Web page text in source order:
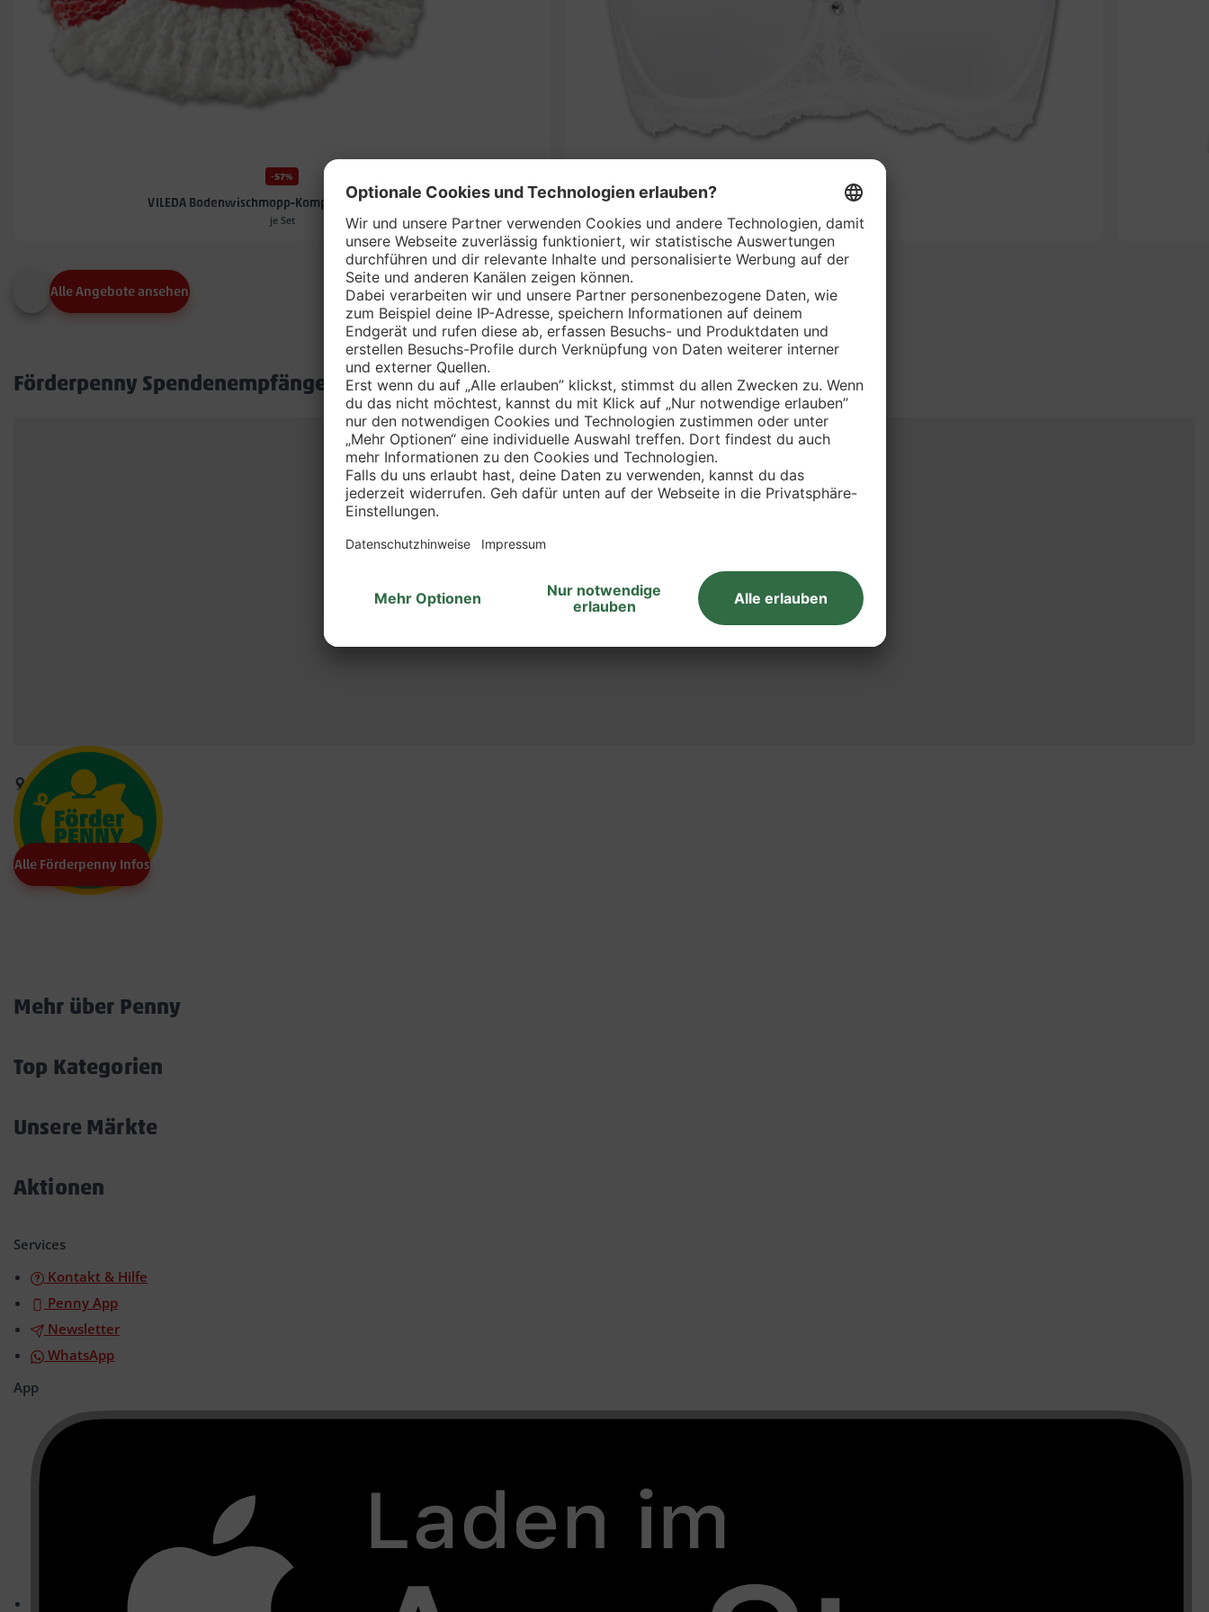
-57%
VILEDA Bodenwischmopp-Komplett-Set TURBO*
je Set
SAVARIE Bügel-BH*
je Stück
Alle Angebote ansehen
Förderpenny Spendenempfänger in deinem Markt
Alle Förderpenny Infos
Mehr über Penny
Top Kategorien
Unsere Märkte
Aktionen
Services
Kontakt & Hilfe
Penny App
Newsletter
WhatsApp
App